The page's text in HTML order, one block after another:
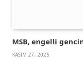
MSB, engelli
KASIM 27, 2025